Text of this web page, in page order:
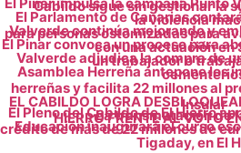
Cabildo sigue sin gestionar la
la violencia
El Parlamento de Canarias
para personas ostomizadas para
Valverde continúa mejorando y
con una actuación en
El Pinar convoca un proceso para
un trabajador o
Valverde adjudica la compra de
Asamblea Herreña antepone los
herreñas y facilita 22 millones al
Insular
EL CABILDO LOGRA
HIERRO FRENTE AL VOTO
La transmutación de
El Pleno del Cabildo de El Hierro
crédito de más de 22 millones de
Educación inaugurará el curso
Tigaday, en El